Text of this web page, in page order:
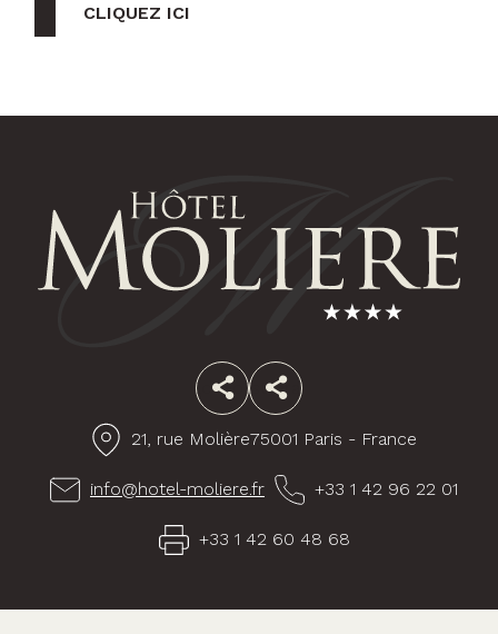
CLIQUEZ ICI
FacebookInstagram
21, rue Molière75001 Paris - France
info@hotel-moliere.fr +33 1 42 96 22 01
+33 1 42 60 48 68